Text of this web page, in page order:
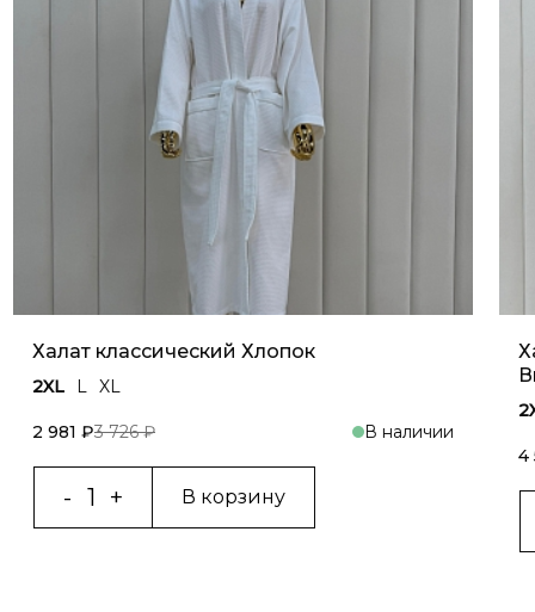
Халат классический Хлопок
2XL L XL
2 981 ₽3 726 ₽ В наличии
В корзину
4